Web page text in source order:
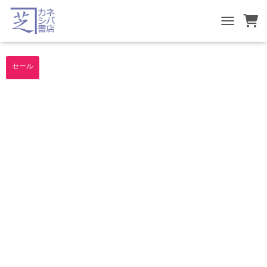
TOGGLE
セール